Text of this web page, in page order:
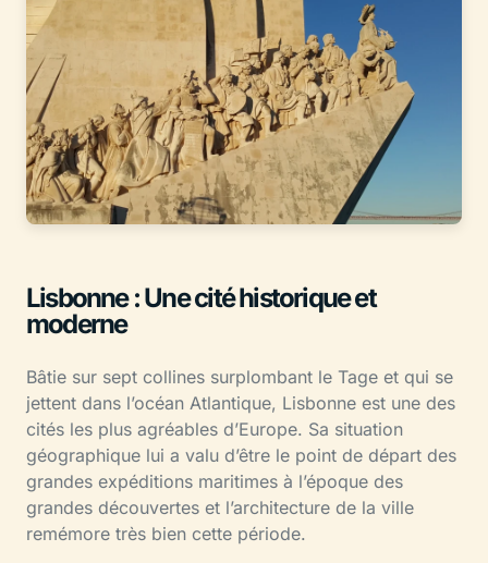
Lisbonne : Une cité historique et
moderne
Bâtie sur sept collines surplombant le Tage et qui se
jettent dans l’océan Atlantique, Lisbonne est une des
cités les plus agréables d’Europe. Sa situation
géographique lui a valu d’être le point de départ des
grandes expéditions maritimes à l’époque des
grandes découvertes et l’architecture de la ville
remémore très bien cette période.